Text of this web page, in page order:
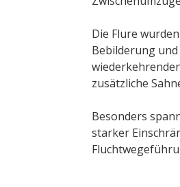
Die Flure
Bebilderung
zusätzliche
Besonders
starker